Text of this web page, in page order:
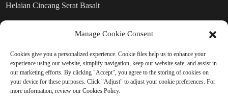
Helaian Cincang Serat Basalt
HANTAR PERTANYAAN:
BERSEDIA UNTUK
Manage Cookie Consent
Cookies give you a personalized experience. Cookie files help us to enhance your
experience using our website, simplify navigation, keep our website safe, and assist in
our marketing efforts. By clicking "Accept", you agree to the storing of cookies on
your device for these purposes. Click "Adjust" to adjust your cookie preferences. For
more information, review our Cookies Policy.